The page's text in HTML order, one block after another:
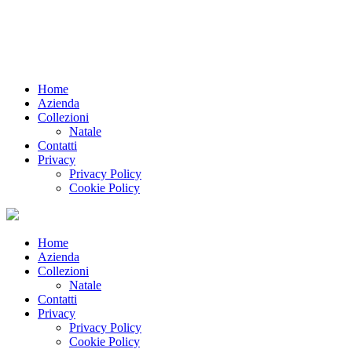
Home
Azienda
Collezioni
Natale
Contatti
Privacy
Privacy Policy
Cookie Policy
Home
Azienda
Collezioni
Natale
Contatti
Privacy
Privacy Policy
Cookie Policy